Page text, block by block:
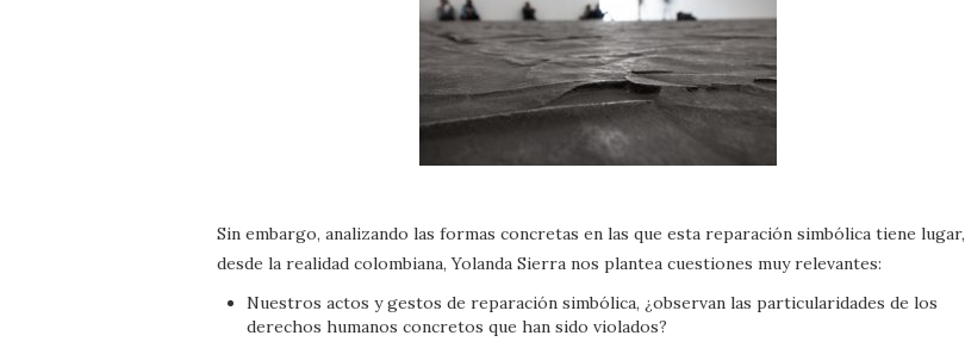
Sin embargo, analizando las formas concretas en las que esta reparación simbólica tiene lugar,
desde la realidad colombiana, Yolanda Sierra nos plantea cuestiones muy relevantes:
Nuestros actos y gestos de reparación simbólica, ¿observan las particularidades de los
derechos humanos concretos que han sido violados?